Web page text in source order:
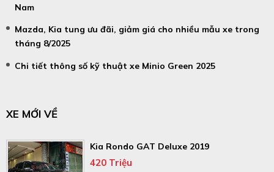
Nam
Mazda, Kia tung ưu đãi, giảm giá cho nhiều mẫu xe trong
tháng 8/2025
Chi tiết thông số kỹ thuật xe Minio Green 2025
XE MỚI VỀ
Kia Rondo GAT Deluxe 2019
420 Triệu